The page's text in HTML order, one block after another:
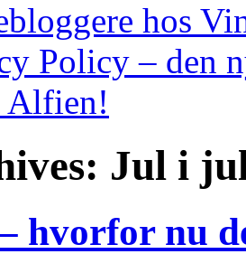
hos
Policy – den
Alfien!
Jul i
hvorfor nu